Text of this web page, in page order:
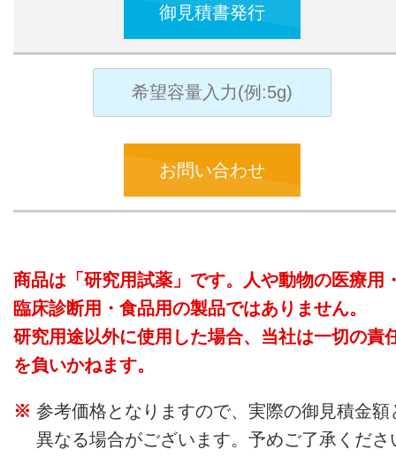
御見積書発行
お問い合わせ
商品は「研究用試薬」です。人や動物の医療用
臨床診断用・食品用の製品ではありません。
研究用途以外に使用した場合、当社は一切の責
を負いかねます。
参考価格となりますので、実際の御見積金額
異なる場合がございます。予めご了承くださ